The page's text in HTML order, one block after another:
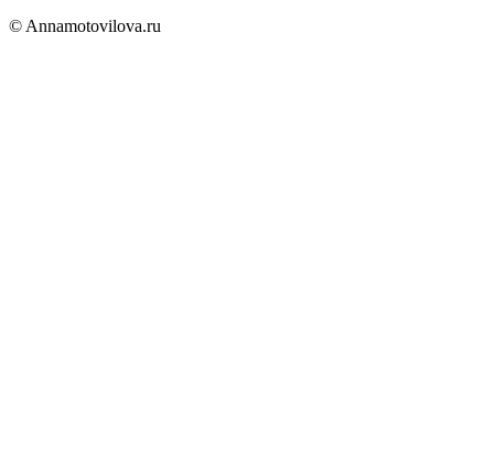
© Annamotovilova.ru